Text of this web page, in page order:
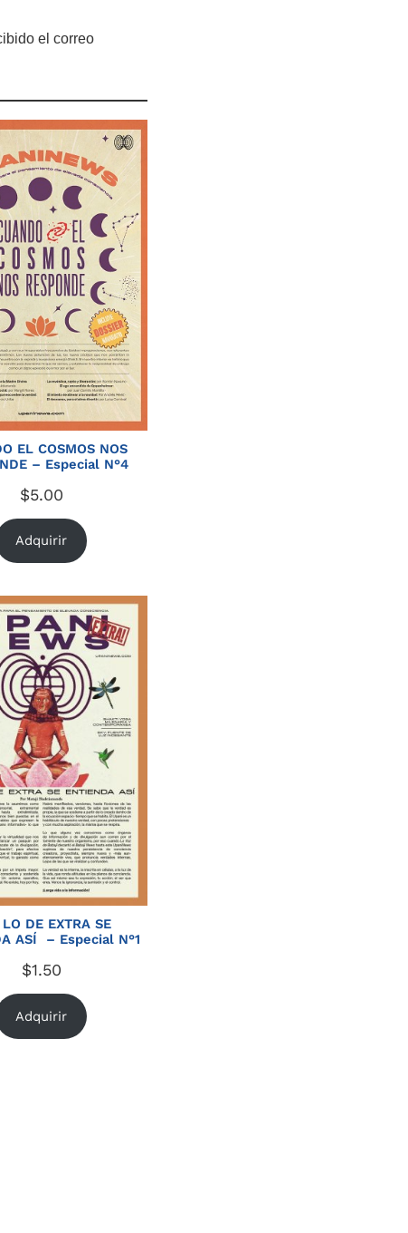
el correo
EL COSMOS NOS
– Especial N°4
$5.00
Adquirir
LO DE EXTRA SE
ASÍ – Especial N°1
$1.50
Adquirir